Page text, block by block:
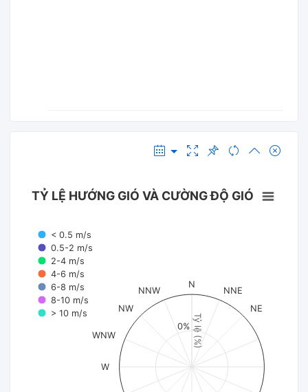
Tỷ lệ (%)
TỶ LỆ HƯỚNG GIÓ VÀ CƯỜNG ĐỘ GIÓ
< 0.5 m/s
0.5-2 m/s
2-4 m/s
4-6 m/s
6-8 m/s
8-10 m/s
> 10 m/s
N
NNE
NE
W
WNW
NW
NNW
0%